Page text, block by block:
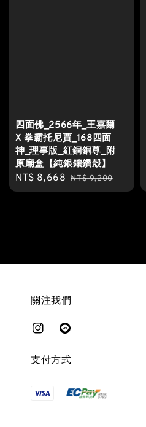
四面佛_2566年_王嘉爾
X 拳霸托尼賈_168四面
神_理事版_紅銅銅尊_附
原廟盒【純銀鑲鑽殼】
Sale
price
NT$ 8,668 Regular
price
NT$ 9,200
關注我們
支付方式